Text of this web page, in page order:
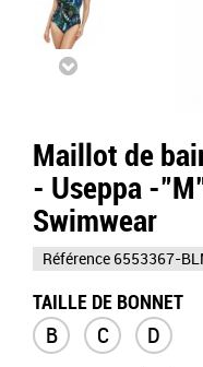
Maillot de
- Useppa -
Swimwear
Référence 6553367-
TAILLE DE BONNET
B C D